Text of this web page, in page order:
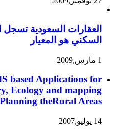
العقارات السعودية تسجل
السكني هو المعيار
1 مارس,2009
based Applications for
Ecology and mapping
Planning theRural Areas
14 يوليو,2007